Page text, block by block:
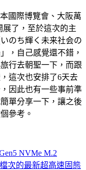
國際博覽會、大阪萬
展了，至於這次的主
のち輝く未来社会の
，自己感覺還不錯，
行去朝聖一下，而跟
這次也安排了6天去
因此也有一些事前準
單分享一下，讓之後
參考。
NVMe M.2
次的最新超高速固態